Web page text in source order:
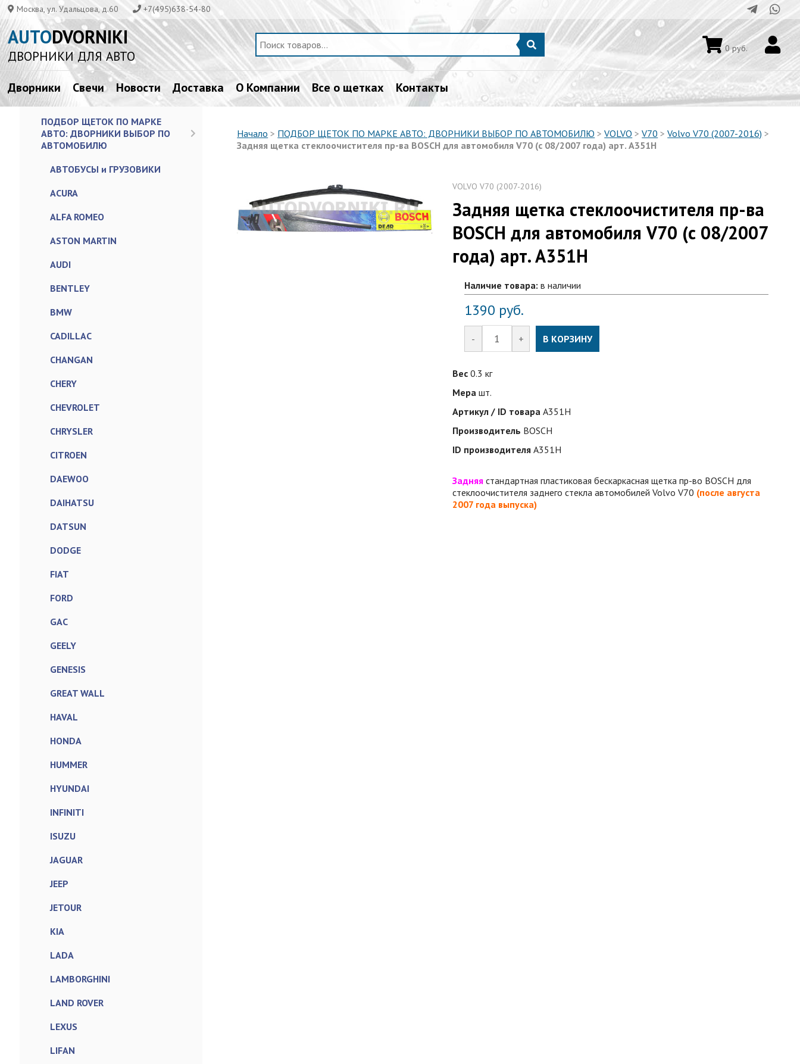
Москва, ул. Удальцова, д.60 +7(495)638-54-80
AUTODVORNIKI
ДВОРНИКИ ДЛЯ АВТО 0руб.
Дворники Свечи Новости Доставка О Компании Все о щетках Контакты
ПОДБОР ЩЕТОК ПО МАРКЕ
АВТО: ДВОРНИКИ ВЫБОР ПО
АВТОМОБИЛЮ
АВТОБУСЫ и ГРУЗОВИКИ
ACURA
ALFA ROMEO
ASTON MARTIN
AUDI
BENTLEY
BMW
CADILLAC
CHANGAN
CHERY
CHEVROLET
CHRYSLER
CITROEN
DAEWOO
DAIHATSU
DATSUN
DODGE
FIAT
FORD
GAC
GEELY
GENESIS
GREAT WALL
HAVAL
HONDA
HUMMER
HYUNDAI
INFINITI
ISUZU
JAGUAR
JEEP
JETOUR
KIA
LADA
LAMBORGHINI
LAND ROVER
LEXUS
LIFAN
Начало > ПОДБОР ЩЕТОК ПО МАРКЕ АВТО: ДВОРНИКИ ВЫБОР ПО АВТОМОБИЛЮ >VOLVO >V70 >Volvo V70 (2007-2016) >
Задняя щетка стеклоочистителя пр-ва BOSCH для автомобиля V70 (с 08/2007 года) арт. A351H
VOLVO V70 (2007-2016)
Задняя щетка стеклоочистителя пр-ва
BOSCH для автомобиля V70 (с 08/2007
года) арт. A351H
Наличие товара: в наличии
1390 руб.
- + В КОРЗИНУ
Вес 0.3 кг
Мера шт.
Артикул / ID товара A351H
Производитель BOSCH
ID производителя A351H
Задняя стандартная пластиковая бескаркасная щетка пр-во BOSCH для
стеклоочистителя заднего стекла автомобилей Volvo V70 (после августа
2007 года выпуска)